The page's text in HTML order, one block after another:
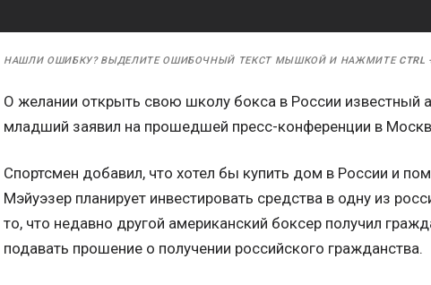
НАШЛИ ОШИБКУ? ВЫДЕЛИТЕ ОШИБОЧНЫЙ ТЕКСТ МЫШКОЙ И НАЖМИТЕ CTRL
О желании открыть свою школу бокса в России известный
младший заявил на прошедшей пресс-конференции в
Спортсмен добавил, что хотел бы купить дом в России и
Мэйуэзер планирует инвестировать средства в одну из
то, что недавно другой американский боксер получил
подавать прошение о получении российского гражданства.